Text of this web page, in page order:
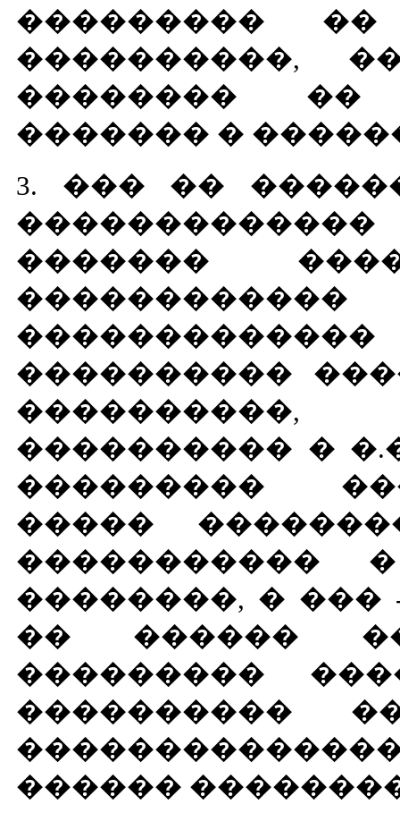
���������
����������,
�������� ��
������� �
3. ��� ��
�������
����������
����������,
���������� �
���������
�����
�����������
��������, � ���
�� ������
���������
����������
������